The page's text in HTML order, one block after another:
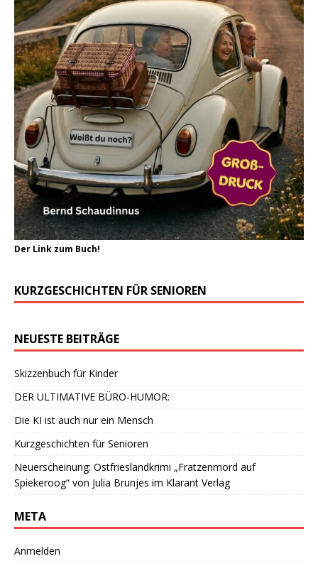
Der Link zum Buch!
KURZGESCHICHTEN FÜR SENIOREN
NEUESTE BEITRÄGE
Skizzenbuch für Kinder
DER ULTIMATIVE BÜRO-HUMOR:
Die KI ist auch nur ein Mensch
Kurzgeschichten für Senioren
Neuerscheinung: Ostfrieslandkrimi „Fratzenmord auf
Spiekeroog“ von Julia Brunjes im Klarant Verlag
META
Anmelden